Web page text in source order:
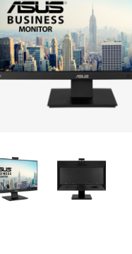
CATALOGO ONLINE